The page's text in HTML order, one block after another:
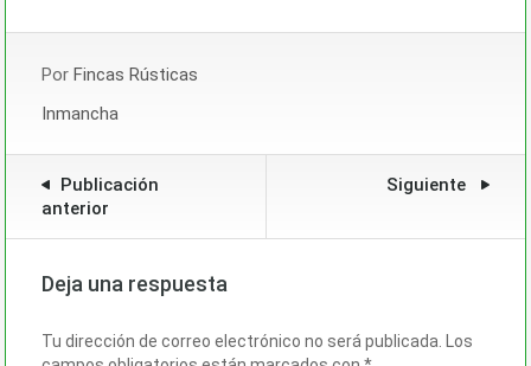
Por Fincas Rústicas
Inmancha
Publicación
anterior
Siguiente
Deja una respuesta
Tu dirección de correo electrónico no será publicada. Los